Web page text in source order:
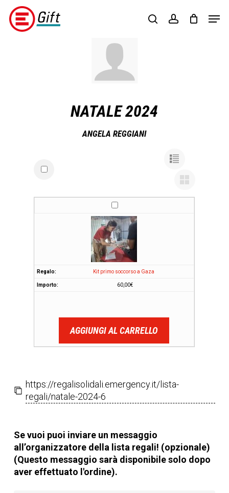
Skip
main
searchaccount
NATALE 2024
ANGELA REGGIANI
Kit primo soccorso a Gaza
60,00€
AGGIUNGI AL CARRELLO
https://regalisolidali.emergency.it/lista-
regali/natale-2024-6
Se vuoi puoi inviare un messaggio
all’organizzatore della lista regali! (opzionale)
(Questo messaggio sarà disponibile solo dopo
aver effettuato l'ordine).